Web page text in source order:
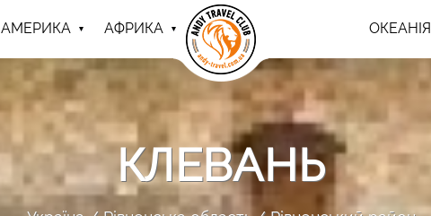
АМЕРИКА АФРИКА ОКЕАНІЯ
КЛЕВАНЬ